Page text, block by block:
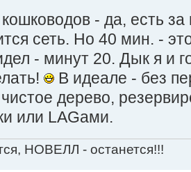
- да, есть
сеть. Но 40 мин. -
- минут 20. Дык я и
В идеале - без
дерево,
или LAGами.
НОВЕЛЛ - останется!!!